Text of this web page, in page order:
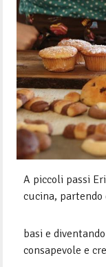
A piccoli passi
cucina, partendo
basi e
consapevole e